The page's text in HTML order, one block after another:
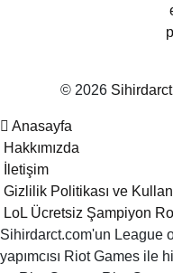
© 2026
Anasayfa
Hakkımızda
İletişim
Gizlilik Politikası ve
LoL Ücretsiz Şampiyon
Sihirdarct.com'un League
yapımcısı Riot Games ile